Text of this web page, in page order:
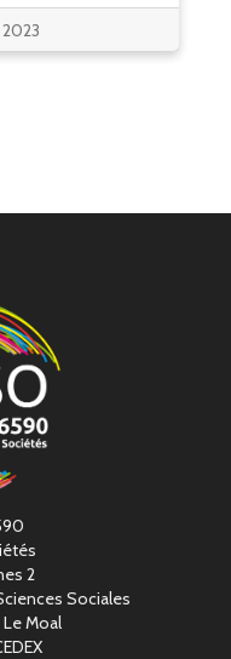
2023
2
Sociales
Le Moal